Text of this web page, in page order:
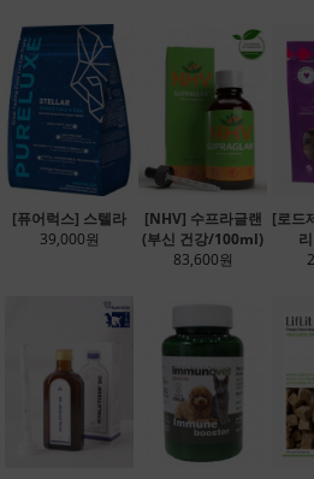
[퓨어럭스] 스텔라
39,000원
[NHV] 수프라글랜
(부신 건강/100ml)
83,600원
[로드